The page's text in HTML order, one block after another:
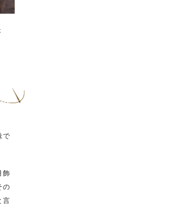
で
飾
の
言